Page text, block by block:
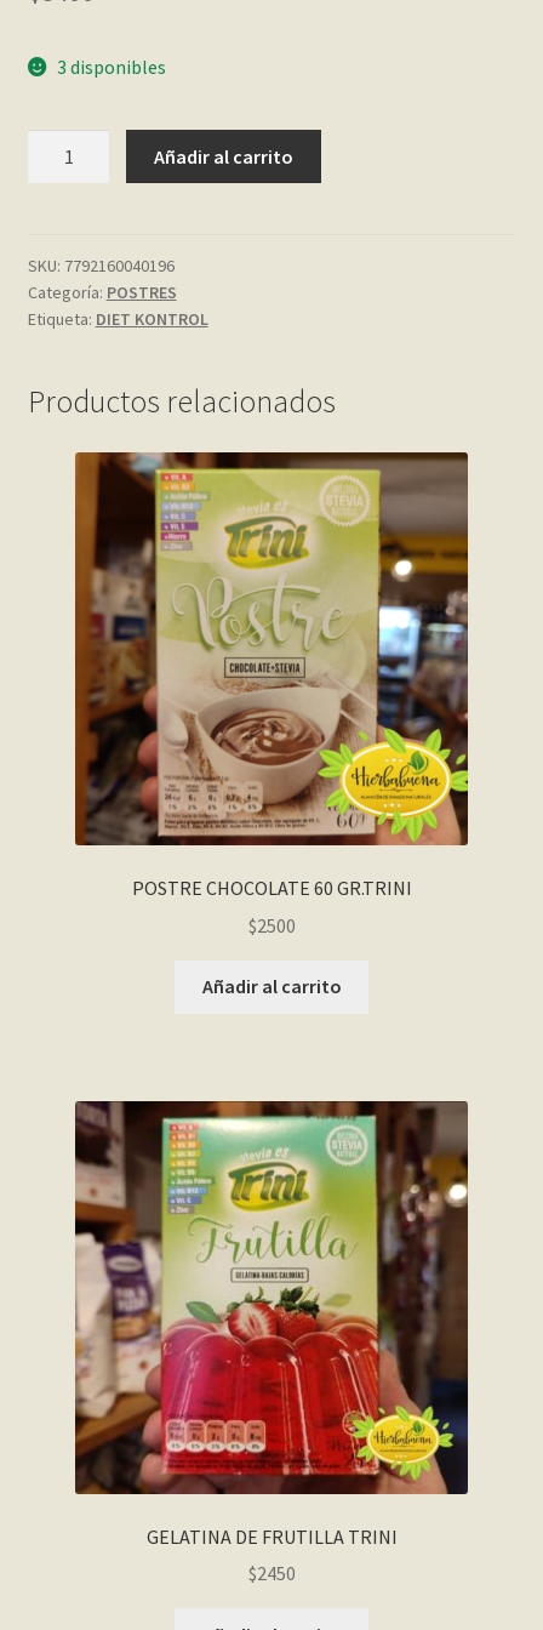
Privacy Policy
Shop
3 disponibles
30
GR.
DIET
cantidad
Añadir al carrito
SKU: 7792160040196
Categoría: POSTRES
Etiqueta: DIET KONTROL
Productos relacionados
POSTRE CHOCOLATE 60 GR.TRINI
$2500
Añadir al carrito
GELATINA DE FRUTILLA TRINI
$2450